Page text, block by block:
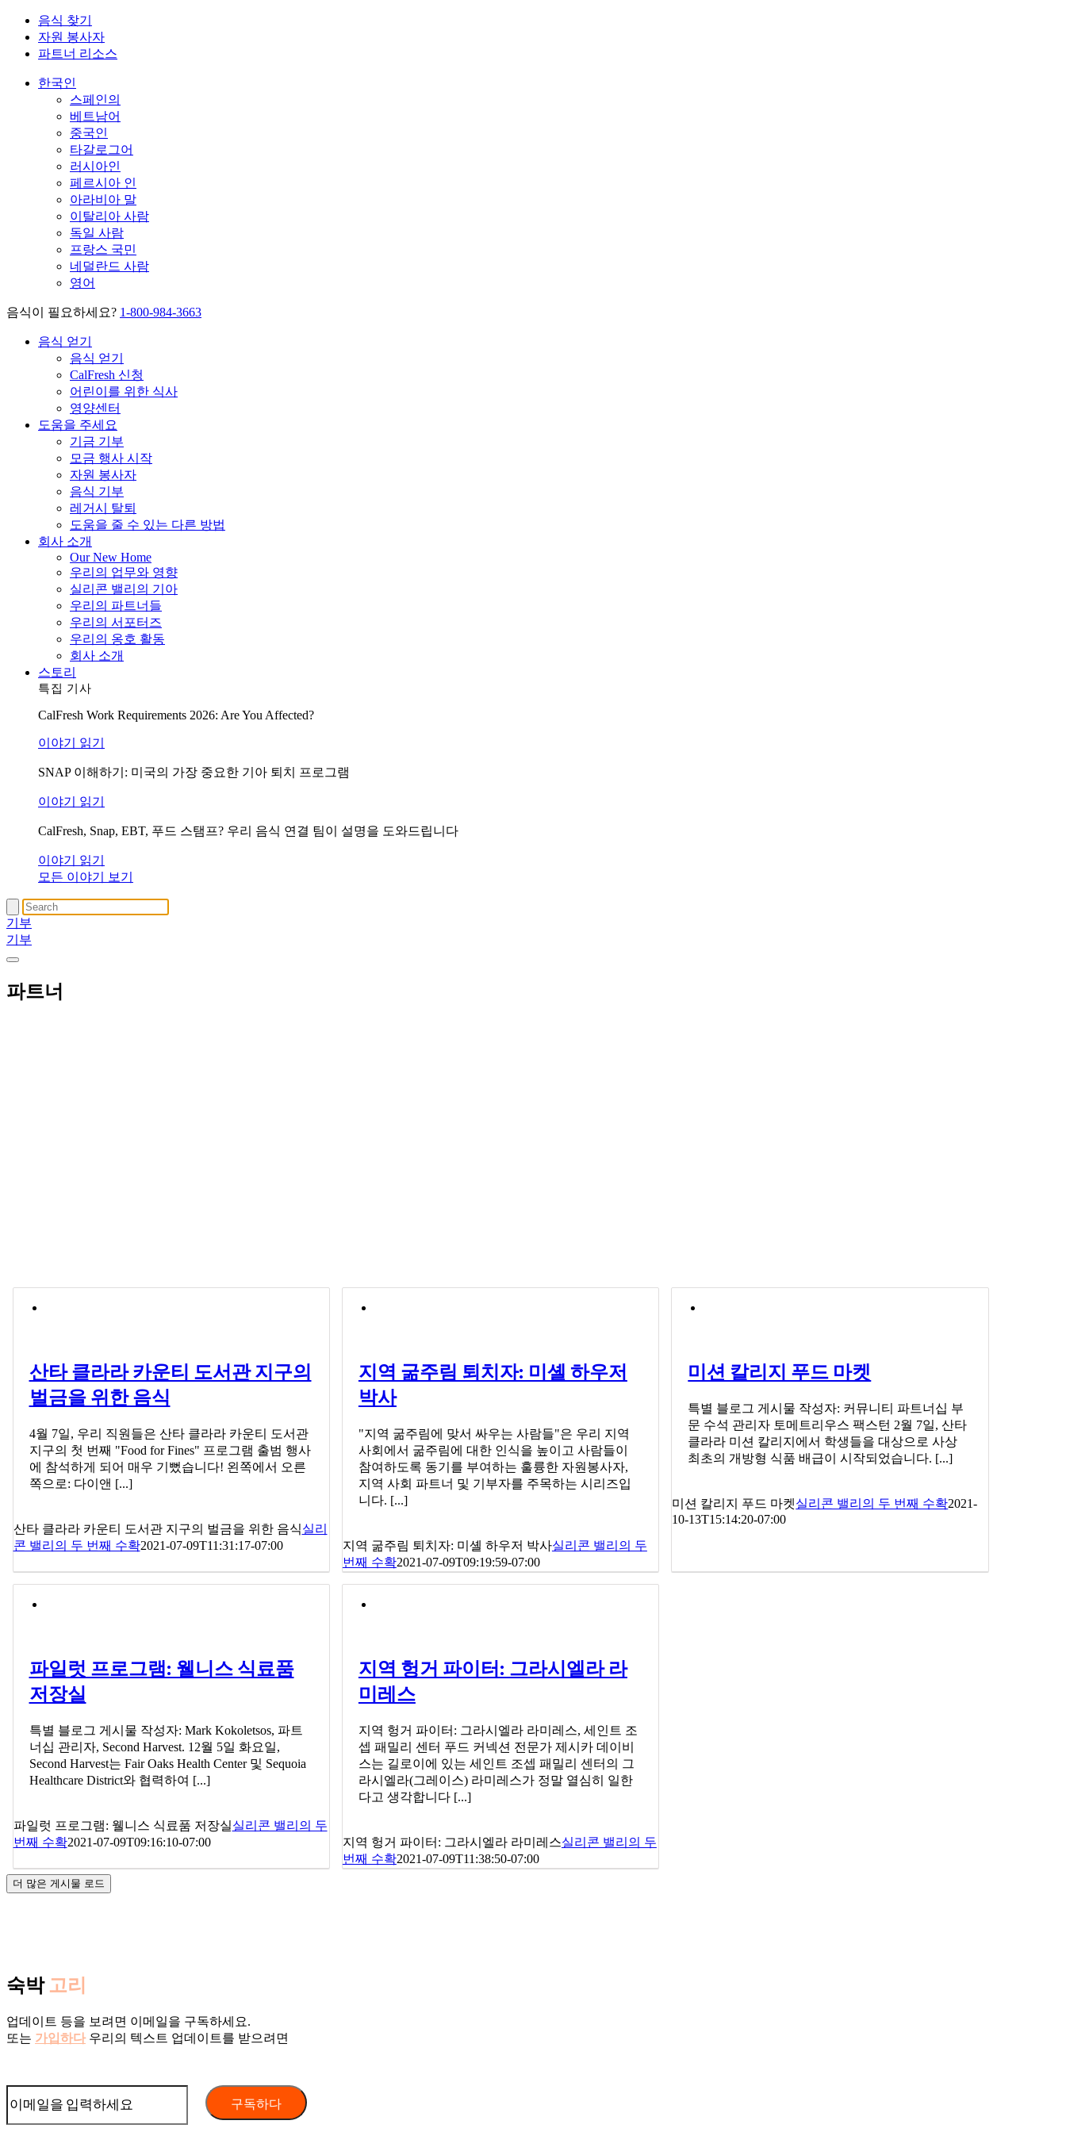
음식 찾기
자원 봉사자
파트너 리소스
한국인
스페인의
베트남어
중국인
타갈로그어
러시아인
페르시아 인
아라비아 말
이탈리아 사람
독일 사람
프랑스 국민
네덜란드 사람
영어
음식이 필요하세요? 1-800-984-3663
음식 얻기
음식 얻기
CalFresh 신청
어린이를 위한 식사
영양센터
도움을 주세요
기금 기부
모금 행사 시작
자원 봉사자
음식 기부
레거시 탈퇴
도움을 줄 수 있는 다른 방법
회사 소개
Our New Home
우리의 업무와 영향
실리콘 밸리의 기아
우리의 파트너들
우리의 서포터즈
우리의 옹호 활동
회사 소개
스토리
특집 기사
CalFresh Work Requirements 2026: Are You Affected?
이야기 읽기
SNAP 이해하기: 미국의 가장 중요한 기아 퇴치 프로그램
이야기 읽기
CalFresh, Snap, EBT, 푸드 스탬프? 우리 음식 연결 팀이 설명을 도와드립니다
이야기 읽기
모든 이야기 보기
기부
기부
파트너
산타 클라라 카운티 도서관 지구의
벌금을 위한 음식
4월 7일, 우리 직원들은 산타 클라라 카운티 도서관
지구의 첫 번째 "Food for Fines" 프로그램 출범 행사
에 참석하게 되어 매우 기뻤습니다! 왼쪽에서 오른
쪽으로: 다이앤 [...]
산타 클라라 카운티 도서관 지구의 벌금을 위한 음식실리
콘 밸리의 두 번째 수확2021-07-09T11:31:17-07:00
지역 굶주림 퇴치자: 미셸 하우저
박사
"지역 굶주림에 맞서 싸우는 사람들"은 우리 지역
사회에서 굶주림에 대한 인식을 높이고 사람들이
참여하도록 동기를 부여하는 훌륭한 자원봉사자,
지역 사회 파트너 및 기부자를 주목하는 시리즈입
니다. [...]
지역 굶주림 퇴치자: 미셸 하우저 박사실리콘 밸리의 두
번째 수확2021-07-09T09:19:59-07:00
미션 칼리지 푸드 마켓
특별 블로그 게시물 작성자: 커뮤니티 파트너십 부
문 수석 관리자 토메트리우스 팩스턴 2월 7일, 산타
클라라 미션 칼리지에서 학생들을 대상으로 사상
최초의 개방형 식품 배급이 시작되었습니다. [...]
미션 칼리지 푸드 마켓실리콘 밸리의 두 번째 수확2021-
10-13T15:14:20-07:00
파일럿 프로그램: 웰니스 식료품
저장실
특별 블로그 게시물 작성자: Mark Kokoletsos, 파트
너십 관리자, Second Harvest. 12월 5일 화요일,
Second Harvest는 Fair Oaks Health Center 및 Sequoia
Healthcare District와 협력하여 [...]
파일럿 프로그램: 웰니스 식료품 저장실실리콘 밸리의 두
번째 수확2021-07-09T09:16:10-07:00
지역 헝거 파이터: 그라시엘라 라
미레스
지역 헝거 파이터: 그라시엘라 라미레스, 세인트 조
셉 패밀리 센터 푸드 커넥션 전문가 제시카 데이비
스는 길로이에 있는 세인트 조셉 패밀리 센터의 그
라시엘라(그레이스) 라미레스가 정말 열심히 일한
다고 생각합니다 [...]
지역 헝거 파이터: 그라시엘라 라미레스실리콘 밸리의 두
번째 수확2021-07-09T11:38:50-07:00
더 많은 게시물 로드
숙박 고리
업데이트 등을 보려면 이메일을 구독하세요.
또는 가입하다우리의 텍스트 업데이트를 받으려면